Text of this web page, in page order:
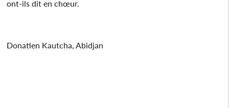
ont-ils dit en chœur.
Donatien Kautcha, Abidjan